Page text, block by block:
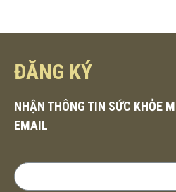
ĐĂNG KÝ
NHẬN THÔNG TIN SỨC KHỎE
EMAIL